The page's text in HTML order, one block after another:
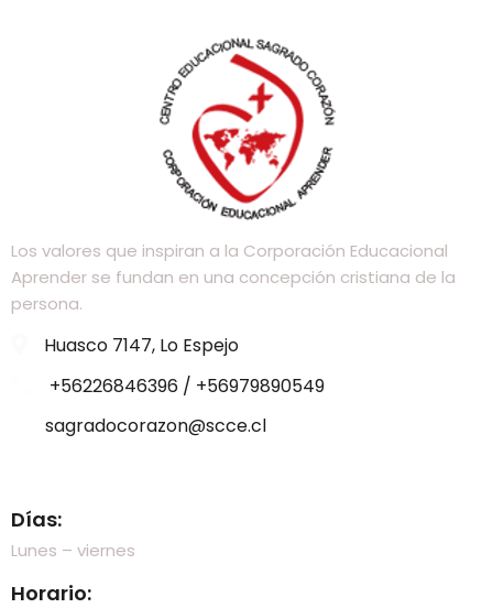
Los valores que inspiran a la Corporación Educacional
Aprender se fundan en una concepción cristiana de la
persona.
Huasco 7147, Lo Espejo
+56226846396 / +56979890549
sagradocorazon@scce.cl
Días:
Lunes – viernes
Horario: